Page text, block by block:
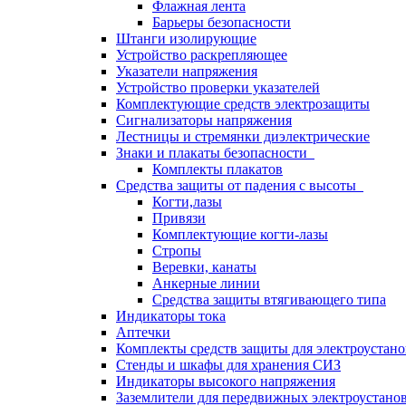
Флажная лента
Барьеры безопасности
Штанги изолирующие
Устройство раскрепляющее
Указатели напряжения
Устройство проверки указателей
Комплектующие средств электрозащиты
Сигнализаторы напряжения
Лестницы и стремянки диэлектрические
Знаки и плакаты безопасности
Комплекты плакатов
Средства защиты от падения с высоты
Когти,лазы
Привязи
Комплектующие когти-лазы
Стропы
Веревки, канаты
Анкерные линии
Средства защиты втягивающего типа
Индикаторы тока
Аптечки
Комплекты средств защиты для
Стенды и шкафы для хранения СИЗ
Индикаторы высокого напряжения
Заземлители для передвижных